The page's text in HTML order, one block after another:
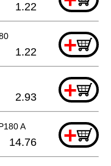
1.22
+
1.22
+
2.93
A +
14.76